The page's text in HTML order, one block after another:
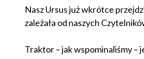
Nasz Ursus już wkrótce
zależała od naszych
Traktor – jak wspominaliśmy –